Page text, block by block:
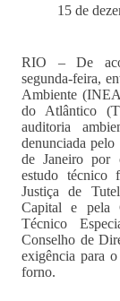
15 de
RIO – De
segunda-feira,
Ambiente
do Atlântico
auditoria
denunciada
de Janeiro por
estudo técnico
Justiça de
Capital e pela
Técnico
Conselho de
exigência para
forno.